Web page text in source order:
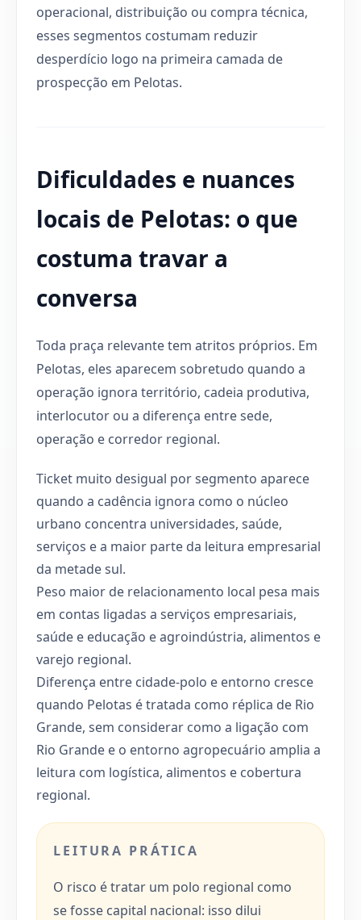
operacional, distribuição ou compra técnica,
esses segmentos costumam reduzir
desperdício logo na primeira camada de
prospecção em Pelotas.
Dificuldades e nuances
locais de Pelotas: o que
costuma travar a
conversa
Toda praça relevante tem atritos próprios. Em
Pelotas, eles aparecem sobretudo quando a
operação ignora território, cadeia produtiva,
interlocutor ou a diferença entre sede,
operação e corredor regional.
Ticket muito desigual por segmento aparece
quando a cadência ignora como o núcleo
urbano concentra universidades, saúde,
serviços e a maior parte da leitura empresarial
da metade sul.
Peso maior de relacionamento local pesa mais
em contas ligadas a serviços empresariais,
saúde e educação e agroindústria, alimentos e
varejo regional.
Diferença entre cidade-polo e entorno cresce
quando Pelotas é tratada como réplica de Rio
Grande, sem considerar como a ligação com
Rio Grande e o entorno agropecuário amplia a
leitura com logística, alimentos e cobertura
regional.
LEITURA PRÁTICA
O risco é tratar um polo regional como
se fosse capital nacional: isso dilui